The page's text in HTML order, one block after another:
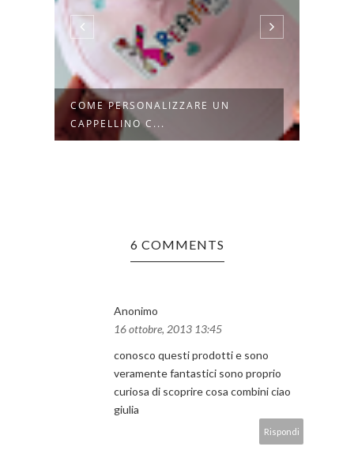
LOKLIK HAT PRESS: CREARE
CAPPELLI P...
6 COMMENTS
Anonimo
16 ottobre, 2013 13:45
conosco questi prodotti e sono
veramente fantastici sono proprio
curiosa di scoprire cosa combini ciao
giulia
Rispondi